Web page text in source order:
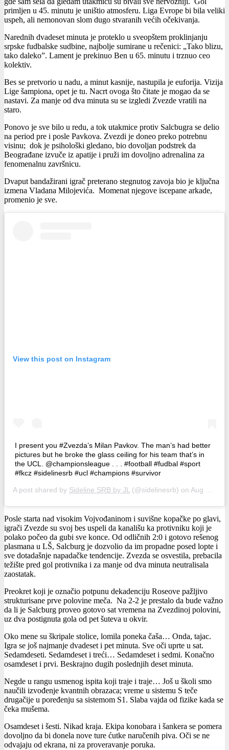
primljen u 45. minutu je uništio atmosferu. Liga Evrope bi bila veliki
uspeh, ali nemonovan slom dugo stvaranih većih očekivanja.
Narednih dvadeset minuta je proteklo u sveopštem proklinjanju
srpske fudbalske sudbine, najbolje sumirane u rečenici: „Tako blizu,
tako daleko”. Lament je prekinuo Ben u 65. minutu i trznuo ceo
kolektiv.
Bes se pretvorio u nadu, a minut kasnije, nastupila je euforija. Vizija
Lige šampiona, opet je tu. Nacrt ovoga što čitate je mogao da se
nastavi. Za manje od dva minuta su se izgledi Zvezde vratili na
staro.
Ponovo je sve bilo u redu, a tok utakmice protiv Salcbugra se delio
na period pre i posle Pavkova. Zvezdi je doneo preko potrebnu
visinu; dok je psihološki gledano, bio dovoljan podstrek da
Beograđane izvuče iz apatije i pruži im dovoljno adrenalina za
fenomenalnu završnicu.
Dvaput bandažirani igrač preterano stegnutog zavoja bio je ključna
izmena Vladana Milojevića. Momenat njegove iscepane arkade,
promenio je sve.
View this post on Instagram
I present you #Zvezda’s Milan Pavkov. The man’s had better
pictures but he broke the glass ceiling for his team that’s in
the UCL. @championsleague . . . #football #fudbal #sport
#fkcz #sidelinesrb #ucl #champions #survivor
A post shared by Sideline SRB by JL (@sidelinesrb) on Aug 29, 2018 at 11:01pm PDT
Posle starta nad visokim Vojvođaninom i suvišne kopačke po glavi,
igrači Zvezde su svoj bes uspeli da kanališu ka protivniku koji je
polako počeo da gubi sve konce. Od odličnih 2:0 i gotovo rešenog
plasmana u LŠ, Salcburg je dozvolio da im propadne posed lopte i
sve dotadašnje napadačke tendencije. Zvezda se osvestila, prebacila
težište pred gol protivnika i za manje od dva minuta neutralisala
zaostatak.
Preokret koji je označio potpunu dekadenciju Roseove pažljivo
strukturisane prve polovine meča. Na 2-2 je prestalo da bude važno
da li je Salcburg proveo gotovo sat vremena na Zvezdinoj polovini,
uz dva postignuta gola od pet šuteva u okvir.
Oko mene su škripale stolice, lomila poneka čaša… Onda, tajac.
Igra se još najmanje dvadeset i pet minuta. Sve oči uprte u sat.
Sedamdeseti. Sedamdeset i treći… Sedamdeset i sedmi. Konačno
osamdeset i prvi. Beskrajno dugih poslednjih deset minuta.
Negde u rangu usmenog ispita koji traje i traje… Još u školi smo
naučili izvođenje kvantnih obrazaca; vreme u sistemu S teče
drugačije u poređenju sa sistemom S1. Slaba vajda od fizike kada se
čeka mušema.
Osamdeset i šesti. Nikad kraja. Ekipa konobara i šankera se pomera
dovoljno da bi donela nove ture ćutke naručenih piva. Oči se ne
odvajaju od ekrana, ni za proveravanje poruka.